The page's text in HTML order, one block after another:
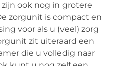
ook nog in grotere
zorgunit is compact en
voor als u (veel) zorg
zit uiteraard een
die u volledig naar